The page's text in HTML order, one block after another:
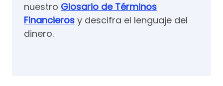
nuestro Glosario de Términos
Financieros y descifra el lenguaje del
dinero.